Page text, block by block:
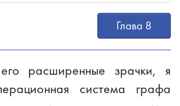
Глава 8
расширенные зрачки, я
система графа